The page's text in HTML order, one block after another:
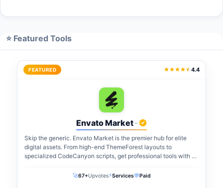
⭐ Featured Tools
FEATURED 4.4
Envato Market-
Skip the generic. Envato Market is the premier hub for elite
digital assets. From high-end ThemeForest layouts to
specialized CodeCanyon scripts, get professional tools with a
🚀67+Upvotes⚡Services💬Paid